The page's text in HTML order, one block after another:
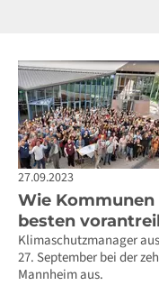
27.09.2023
Wie
besten
Klimaschutzmanager
27. September bei der
Mannheim aus.